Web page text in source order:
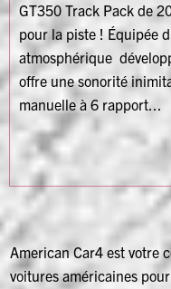
GT350 Track Pack de
pour la piste ! Équipée
atmosphérique
offre une sonorité
manuelle à 6 rapport...
American Car4 est votre
voitures américaines